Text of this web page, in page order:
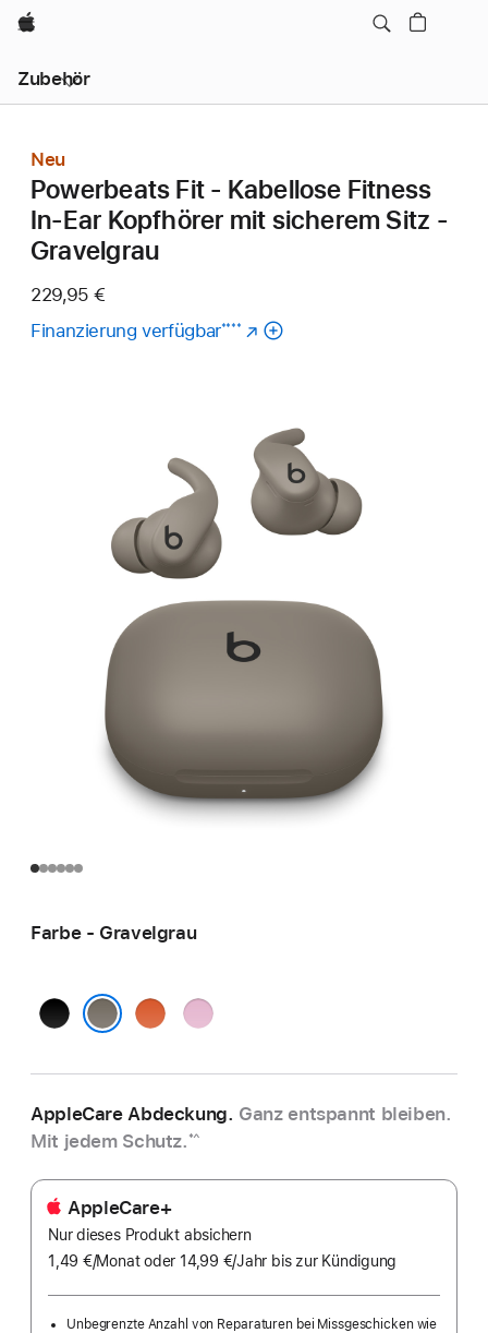
Apple
Zubehör
Navigation
–
öffnen
Neu
Powerbeats Fit - Kabellose Fitness
In-Ear Kopfhörer mit sicherem Sitz -
Gravelgrau
229,95 €
Finanzierung verfügbar**** (Öffnet
Farbe - Gravelgrau
DiamantschwarzKnallorangePowerpink
AppleCare Abdeckung. Ganz entspannt bleiben.
Mit jedem Schutz. *^
AppleCare+
Nur dieses Produkt absichern
1,49 €/Monatpro
oder 14,99 €/Jahr Pro
bis zur Kündigung
Unbegrenzte Anzahl von Reparaturen bei Missgeschicken wie